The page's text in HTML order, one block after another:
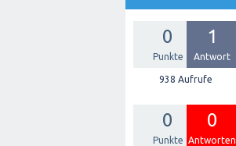
0
Punkte
1
Antwort
938 Aufrufe
0
Punkte
0
Antworten